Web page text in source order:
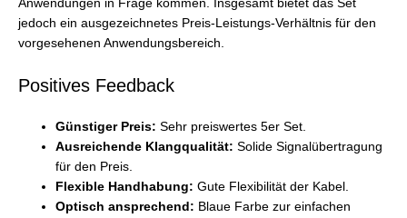
Anwendungen in Frage kommen. Insgesamt bietet das Set
jedoch ein ausgezeichnetes Preis-Leistungs-Verhältnis für den
vorgesehenen Anwendungsbereich.
Positives Feedback
Günstiger Preis: Sehr preiswertes 5er Set.
Ausreichende Klangqualität: Solide Signalübertragung
für den Preis.
Flexible Handhabung: Gute Flexibilität der Kabel.
Optisch ansprechend: Blaue Farbe zur einfachen